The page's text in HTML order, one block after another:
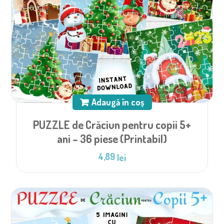
Adaugă în coș
PUZZLE de Crăciun pentru copii 5+
ani – 36 piese (Printabil)
4,89 lei